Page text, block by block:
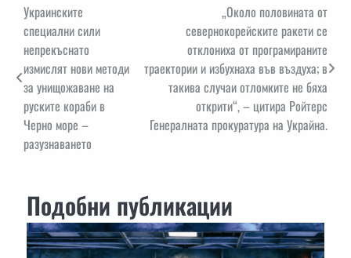
Навигация
Украинските
специални сили
непрекъснато
измислят нови методи
за унищожаване на
руските кораби в
Черно море –
разузнаването
„Около половината от
севернокорейските ракети се
отклониха от програмираните
траектории и избухнаха във въздуха; в
такива случаи отломките не бяха
открити“, – цитира Ройтерс
Генералната прокуратура на Украйна.
Подобни публикации